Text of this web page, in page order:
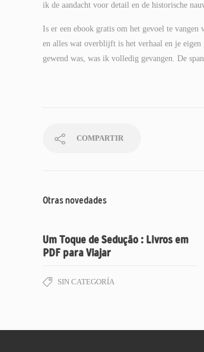
ik de aandacht voor detail en de historische
Is er een ebook gratis om het gevoel te
en alles wat overblijft is het verhaal en je eigen
gewend was, was ik volledig gevangen. De
COMPARTIR
Otras novedades
Um Toque de Sedução : Livros em
PDF para Viajar
SIN CATEGORÍA